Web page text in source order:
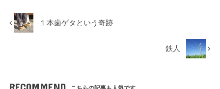
１本歯ゲタという奇跡
鉄人